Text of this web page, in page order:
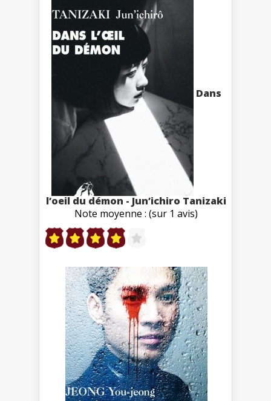
Dans
l’oeil du démon - Jun’ichiro Tanizaki
Note moyenne : (sur 1 avis)